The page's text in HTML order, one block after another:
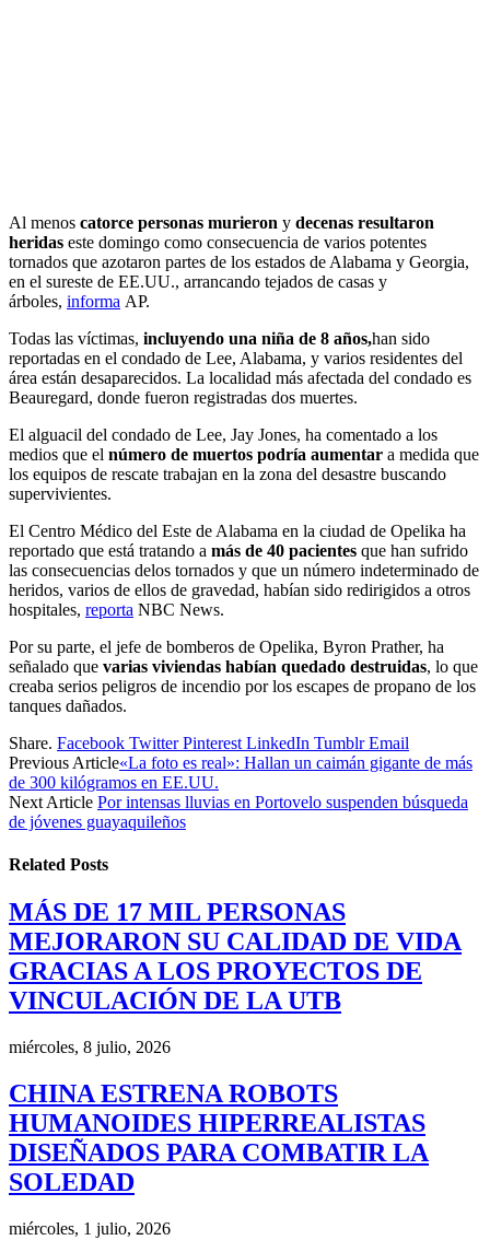
Al menos catorce personas murieron y decenas resultaron
heridas este domingo como consecuencia de varios potentes
tornados que azotaron partes de los estados de Alabama y Georgia,
en el sureste de EE.UU., arrancando tejados de casas y
árboles, informa AP.
Todas las víctimas, incluyendo una niña de 8 años,han sido
reportadas en el condado de Lee, Alabama, y varios residentes del
área están desaparecidos. La localidad más afectada del condado es
Beauregard, donde fueron registradas dos muertes.
El alguacil del condado de Lee, Jay Jones, ha comentado a los
medios que el número de muertos podría aumentar a medida que
los equipos de rescate trabajan en la zona del desastre buscando
supervivientes.
El Centro Médico del Este de Alabama en la ciudad de Opelika ha
reportado que está tratando a más de 40 pacientes que han sufrido
las consecuencias delos tornados y que un número indeterminado de
heridos, varios de ellos de gravedad, habían sido redirigidos a otros
hospitales, reporta NBC News.
Por su parte, el jefe de bomberos de Opelika, Byron Prather, ha
señalado que varias viviendas habían quedado destruidas, lo que
creaba serios peligros de incendio por los escapes de propano de los
tanques dañados.
Share. Facebook Twitter Pinterest LinkedIn Tumblr Email
Previous Article«La foto es real»: Hallan un caimán gigante de más
de 300 kilógramos en EE.UU.
Next Article Por intensas lluvias en Portovelo suspenden búsqueda
de jóvenes guayaquileños
Related Posts
MÁS DE 17 MIL PERSONAS
MEJORARON SU CALIDAD DE VIDA
GRACIAS A LOS PROYECTOS DE
VINCULACIÓN DE LA UTB
miércoles, 8 julio, 2026
CHINA ESTRENA ROBOTS
HUMANOIDES HIPERREALISTAS
DISEÑADOS PARA COMBATIR LA
SOLEDAD
miércoles, 1 julio, 2026